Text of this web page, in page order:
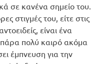
σε κανένα σημείο του.
στιγμές του, είτε στις
είναι ένα
πολύ καιρό ακόμα
έμπνευση για την